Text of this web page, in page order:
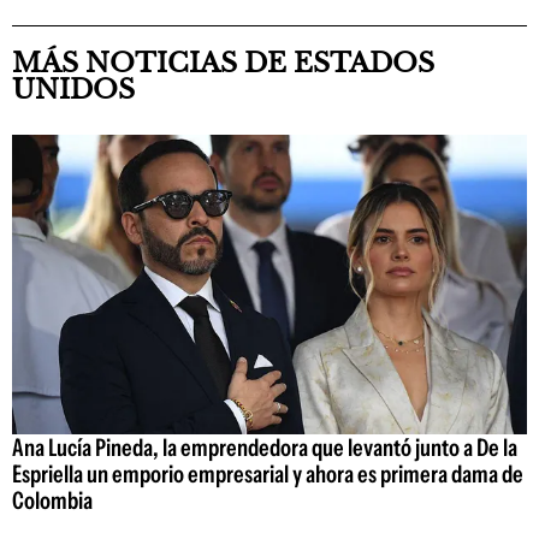
MÁS NOTICIAS DE ESTADOS
UNIDOS
Ana Lucía Pineda, la emprendedora que levantó junto a De la
Espriella un emporio empresarial y ahora es primera dama de
Colombia